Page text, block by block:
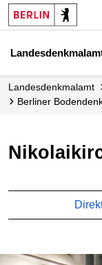
Landesdenkmalamt
Berliner